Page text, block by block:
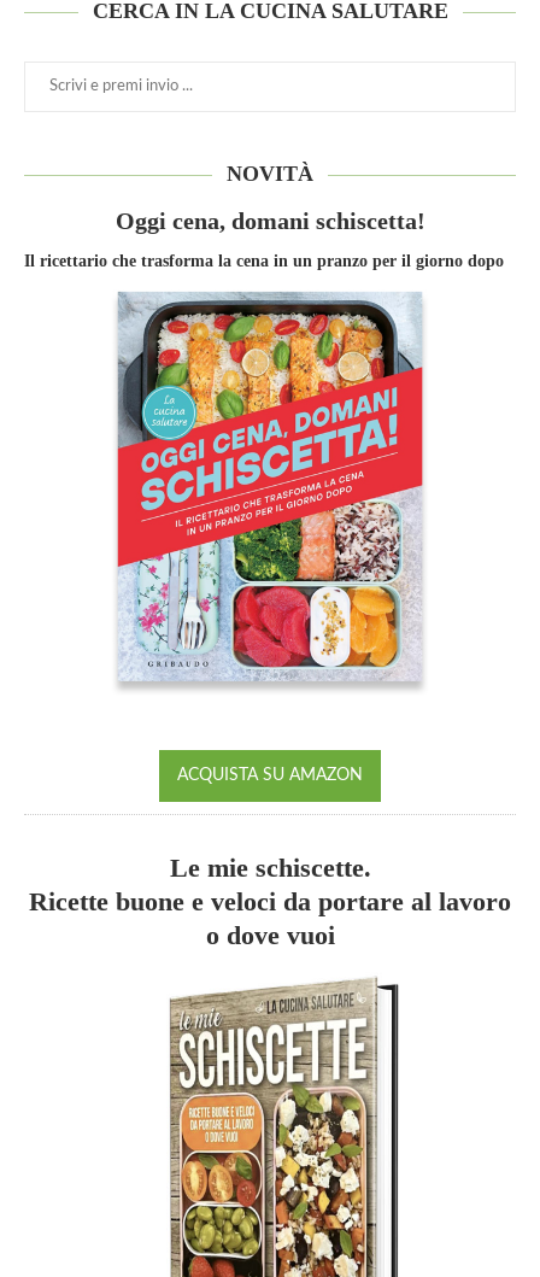
CERCA IN LA CUCINA SALUTARE
NOVITÀ
Oggi cena, domani schiscetta!
Il ricettario che trasforma la cena in un pranzo per il giorno dopo
ACQUISTA SU AMAZON
Le mie schiscette.
Ricette buone e veloci da portare al lavoro
o dove vuoi